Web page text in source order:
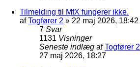
Tilmelding til MfX fungerer ikke.
afTogfører 2 » 22 maj 2026, 18:42
7 Svar
1131 Visninger
Seneste indlæg afTogfører 2
27 maj 2026, 18:27